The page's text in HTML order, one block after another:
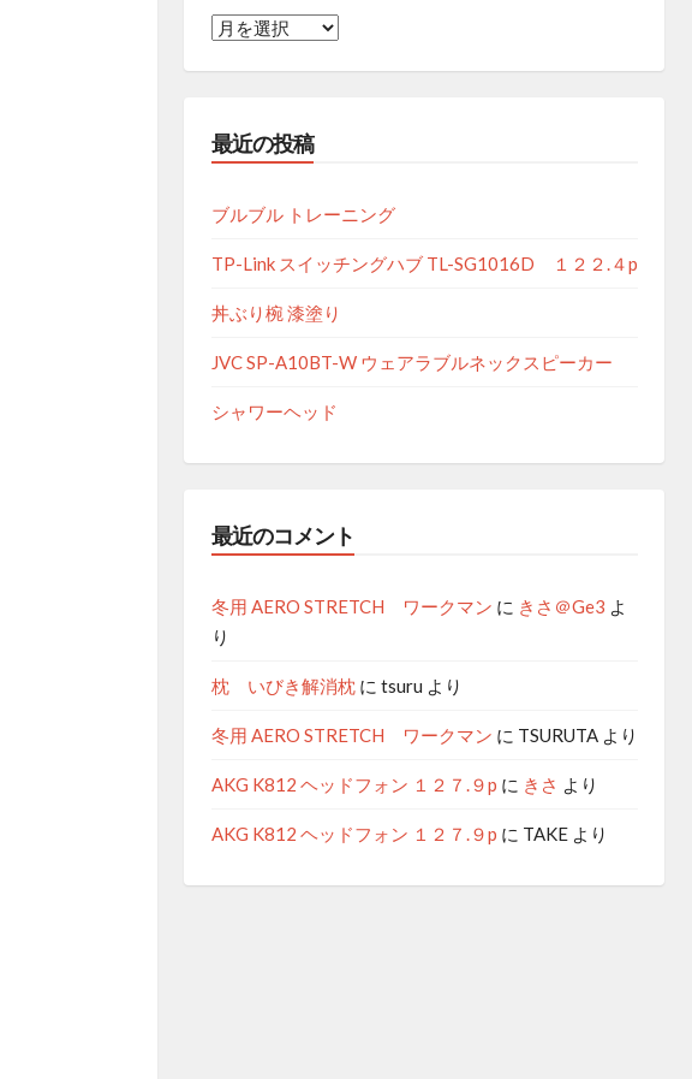
月
カ
ブ
最近の投稿
ブルブル トレーニング
TP-Link スイッチングハブ TL-SG1016D １２２.４p
丼ぶり椀 漆塗り
JVC SP-A10BT-W ウェアラブルネックスピーカー
シャワーヘッド
最近のコメント
冬用 AERO STRETCH ワークマン に きさ＠Ge3 よ
り
枕 いびき解消枕 に tsuru より
冬用 AERO STRETCH ワークマン に TSURUTAより
AKG K812 ヘッドフォン １２７.９p に きさ より
AKG K812 ヘッドフォン １２７.９p に TAKEより